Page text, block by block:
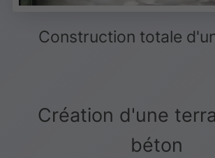
Construction totale
Création d'une
béton